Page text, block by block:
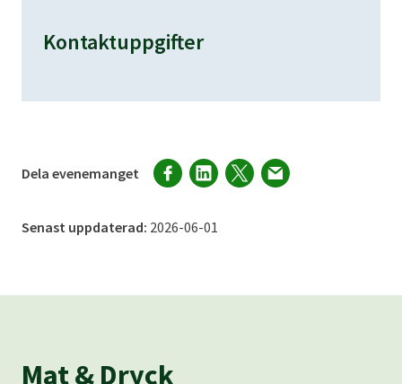
Kontaktuppgifter
Dela evenemanget
Senast uppdaterad: 2026-06-01
Mat & Dryck